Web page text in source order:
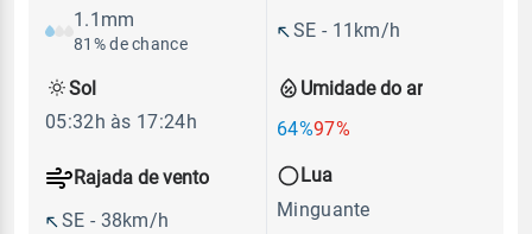
1.1mm
81% de chance
Umidade do ar
64%97%
SE - 11km/h
Rajada de vento
SE - 38km/h
Sol
05:32h às 17:24h
Lua
Minguante